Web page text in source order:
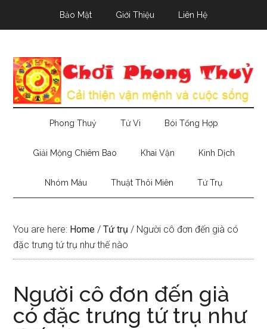
Bảo Mật Giới Thiệu Liên Hệ
Phong Thuỷ Tử Vi Bói Tổng Hợp
Giải Mộng Chiêm Bao Khai Vận Kinh Dịch
Nhóm Máu Thuật Thôi Miên Tứ Trụ
You are here: Home / Tứ trụ / Người cô đơn đến già có
đặc trưng tứ trụ như thế nào
Người cô đơn đến già
có đặc trưng tứ trụ như